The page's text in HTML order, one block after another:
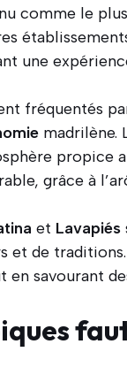
comme le
une
fréquentés
madrilène.
propice
grâce à
et Lavapiés
et de
en savourant